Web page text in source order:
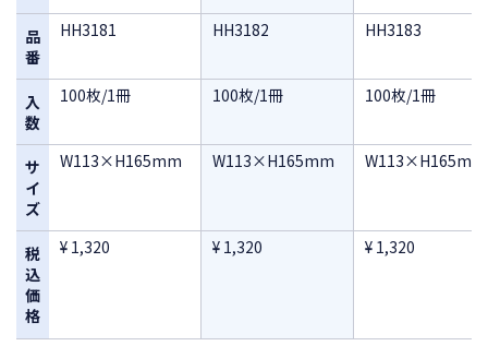
品
番
入
数
サ
イ
ズ
税
込
価
格
HH3181
100枚/1冊
W113×H165mm
¥ 1,320
HH3182
100枚/1冊
W113×H165mm
¥ 1,320
HH3183
100枚/1冊
W113×H165mm
¥ 1,320